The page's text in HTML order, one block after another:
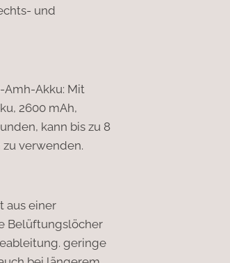
und
Akku: Mit
2600 mAh,
kann bis zu 8
verwenden.
aus einer
Belüftungslöcher
geringe